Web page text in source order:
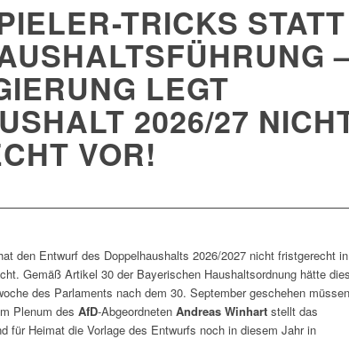
TRICKS STATT
LEGT
2026/27
VOR!
den Entwurf des Doppelhaushalts 2026/2027 nicht fristgerecht in
Gemäß Artikel 30 der Bayerischen Haushaltsordnung hätte dies
des Parlaments nach dem 30. September geschehen
Plenum des AfD-Abgeordneten Andreas Winhart stellt das
für Heimat die Vorlage des Entwurfs noch in diesem Jahr in